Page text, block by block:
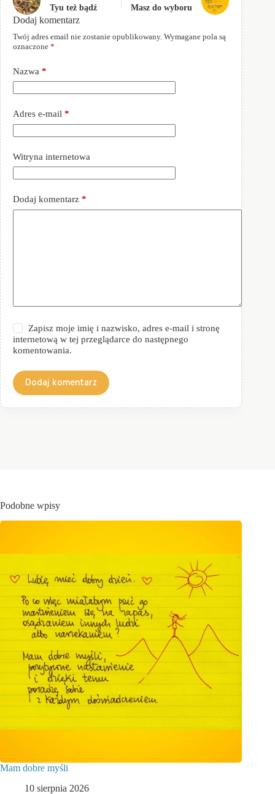
Tyu też bądź Masz do wyboru
Dodaj komentarz
Twój adres email nie zostanie opublikowany. Wymagane pola są
oznaczone *
Nazwa *
Adres e-mail *
Witryna internetowa
Dodaj komentarz *
Zapisz moje imię i nazwisko, adres e-mail i stronę
internetową w tej przeglądarce do następnego
komentowania.
Dodaj komentarz
Podobne wpisy
Mam dobre myśli
10 sierpnia 2026